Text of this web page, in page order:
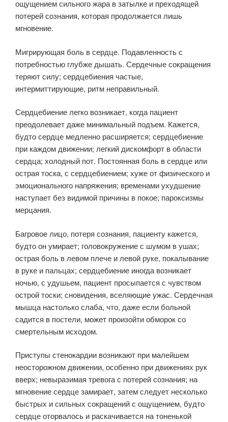
ощущением сильного жара в затылке и преходящей
потерей сознания, которая продолжается лишь
мгновение.
Мигрирующая боль в сердце. Подавленность с
потребностью глубже дышать. Сердечные сокращения
теряют силу; сердцебиения частые,
интермиттирующие, ритм неправильный.
Сердцебиение легко возникает, когда пациент
преодолевает даже минимальный подъем. Кажется,
будто сердце медленно расширяется; сердцебиение
при каждом движении; легкий дискомфорт в области
сердца; холодный пот. Постоянная боль в сердце или
острая тоска, с сердцебиением; хуже от физического и
эмоционального напряжения; временами ухудшение
наступает без видимой причины в покое; пароксизмы
мерцания.
Багровое лицо, потеря сознания, пациенту кажется,
будто он умирает; головокружение с шумом в ушах;
острая боль в левом плече и левой руке, покалывание
в руке и пальцах; сердцебиение иногда возникает
ночью, с удушьем, пациент просыпается с чувством
острой тоски; сновидения, вселяющие ужас. Сердечная
мышца настолько слаба, что, даже если больной
садится в постели, может произойти обморок со
смертельным исходом.
Приступы стенокардии возникают при малейшем
неосторожном движении, особенно при движениях рук
вверх; невыразимая тревога с потерей сознания; на
мгновение сердце замирает, затем следует несколько
быстрых и сильных сокращений с ощущением, будто
сердце оторвалось и раскачивается на тоненькой